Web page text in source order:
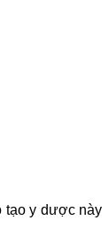
tạo y dược này